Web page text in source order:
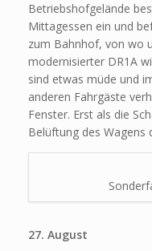
Betriebshofgelände
Mittagessen ein und
zum Bahnhof, von wo
modernisierter DR1A
sind etwas müde und
anderen Fahrgäste
Fenster. Erst als die
Belüftung des Wagens
27. August